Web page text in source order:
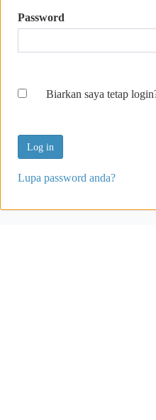
Password
Biarkan saya tetap
Lupa password anda?